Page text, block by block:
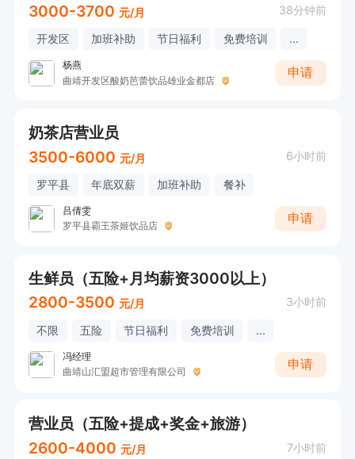
3000-3700 元/月 38分钟前
开发区 加班补助 节日福利 免费培训 ...
杨燕
曲靖开发区酸奶芭蕾饮品雄业金都店
申请
奶茶店营业员
3500-6000 元/月 6小时前
罗平县 年底双薪 加班补助 餐补
吕倩雯
罗平县霸王茶姬饮品店
申请
生鲜员（五险+月均薪资3000以上）
2800-3500 元/月 3小时前
不限 五险 节日福利 免费培训 ...
冯经理
曲靖山汇盟超市管理有限公司
申请
营业员（五险+提成+奖金+旅游）
2600-4000 元/月 7小时前